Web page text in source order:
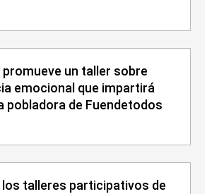
un taller sobre
emocional que impartirá
pobladora de Fuendetodos
talleres participativos de